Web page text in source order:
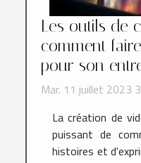
Les outils de
comment
pour son
Mar. 11 juillet 2023
La création de
puissant de
histoires et